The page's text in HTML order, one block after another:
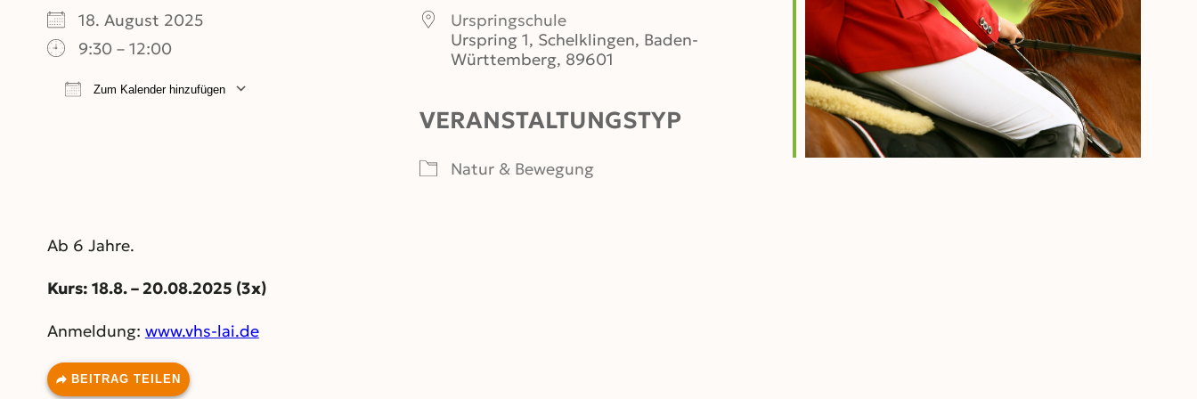
18. August 2025
9:30 – 12:00
Zum Kalender hinzufügen
iCalendar Outlook Live
Urspringschule
Urspring 1, Schelklingen, Baden-
Württemberg, 89601
VERANSTALTUNGSTYP
Natur & Bewegung
Ab 6 Jahre.
Kurs: 18.8. – 20.08.2025 (3x)
Anmeldung: www.vhs-lai.de
BEITRAG TEILEN